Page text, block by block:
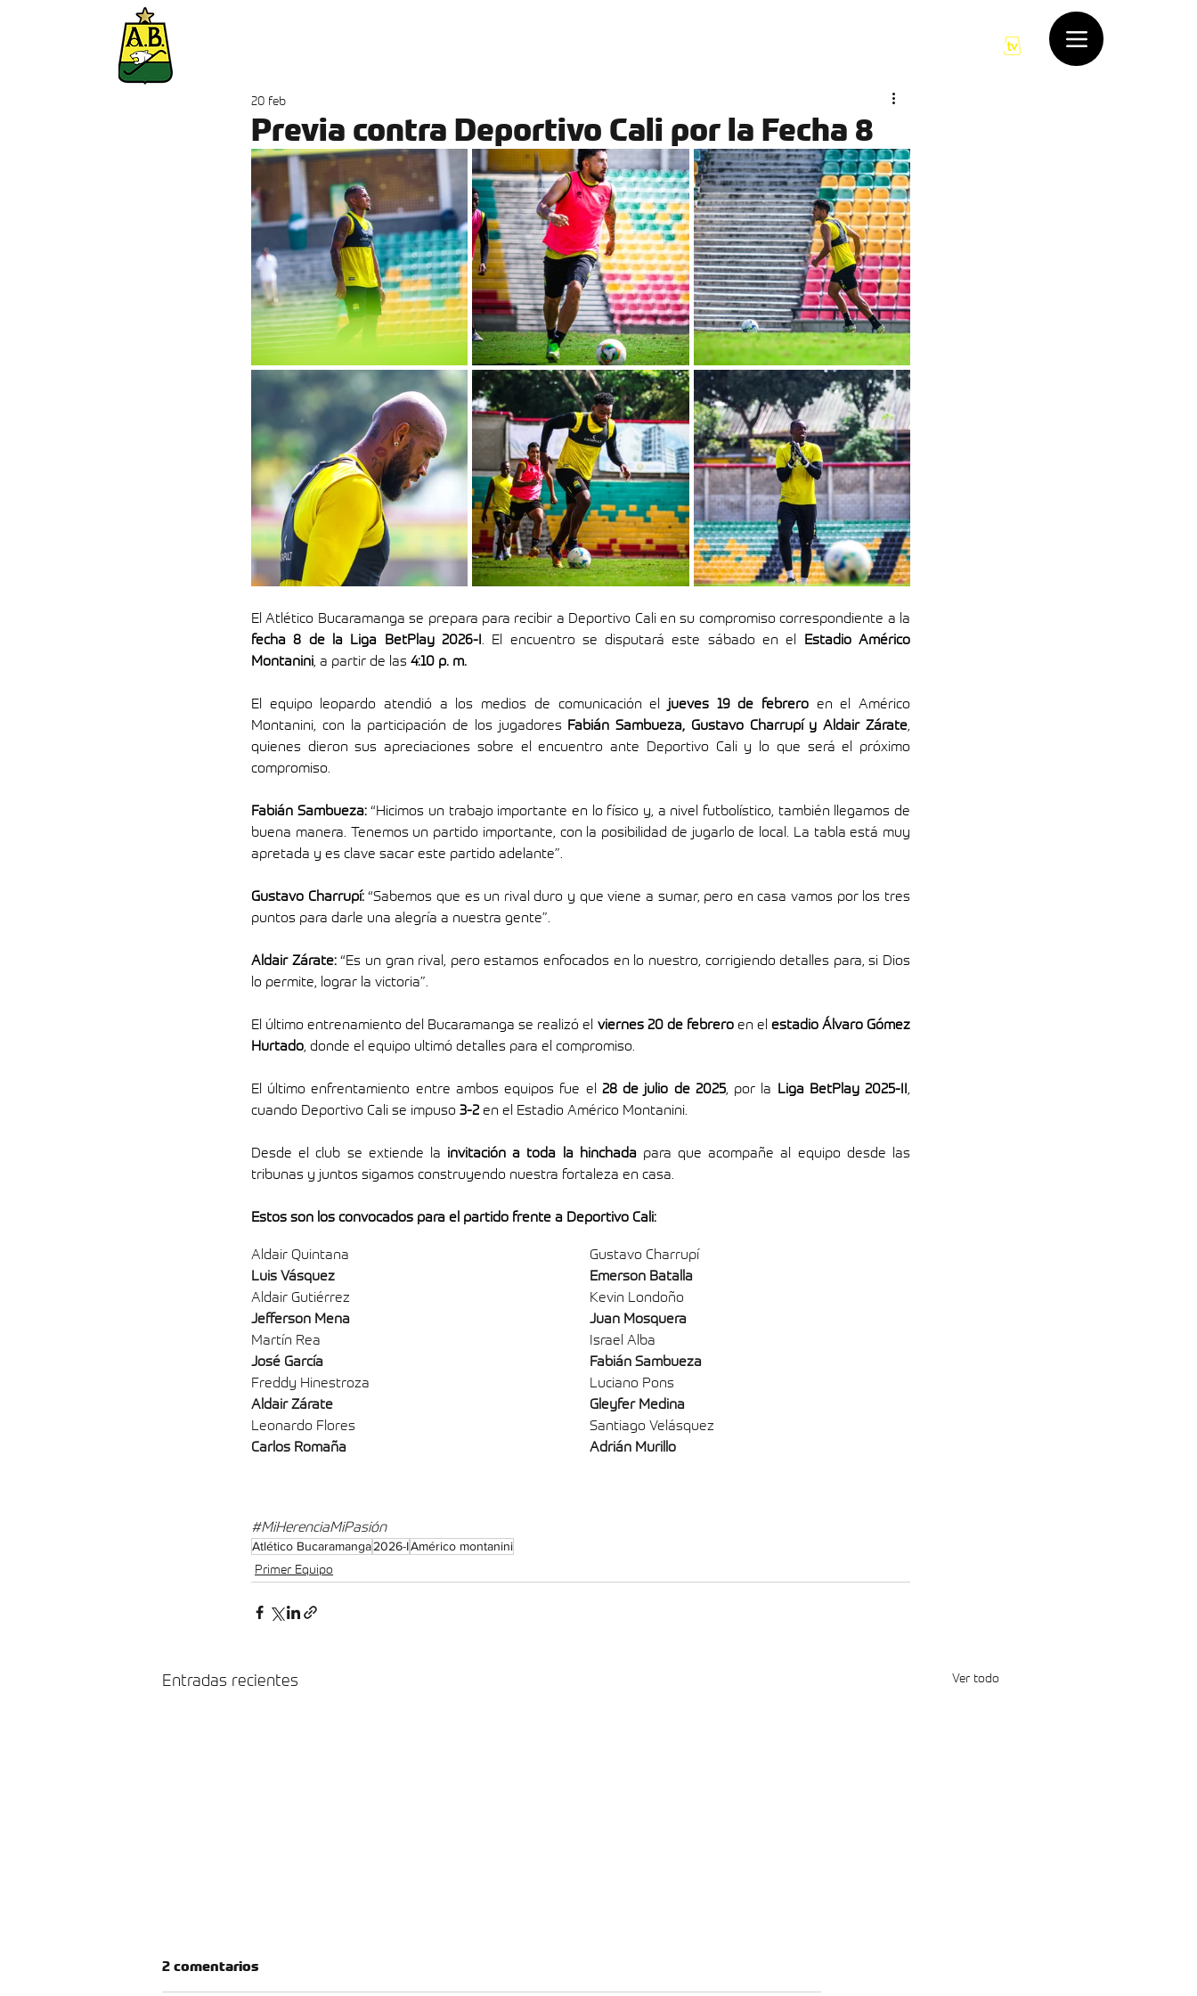
Previa contra Deportivo Cali por la Fecha 8
20 feb
fecha 8 de la Liga BetPlay 2026-I. El encuentro se disputará este sábado en el Estadio Américo
Montanini, a partir de las 4:10 p. m.
El equipo leopardo atendió a los medios de comunicación el jueves 19 de febrero en el Américo
Montanini, con la participación de los jugadores Fabián Sambueza, Gustavo Charrupí y Aldair Zárate,
quienes dieron sus apreciaciones sobre el encuentro ante Deportivo Cali y lo que será el próximo
compromiso.
Fabián Sambueza: “Hicimos un trabajo importante en lo físico y, a nivel futbolístico, también llegamos de
buena manera. Tenemos un partido importante, con la posibilidad de jugarlo de local. La tabla está muy
apretada y es clave sacar este partido adelante”.
Gustavo Charrupí: “Sabemos que es un rival duro y que viene a sumar, pero en casa vamos por los tres
puntos para darle una alegría a nuestra gente”.
Aldair Zárate: “Es un gran rival, pero estamos enfocados en lo nuestro, corrigiendo detalles para, si Dios
lo permite, lograr la victoria”.
El último entrenamiento del Bucaramanga se realizó el viernes 20 de febrero en el estadio Álvaro Gómez
Hurtado, donde el equipo ultimó detalles para el compromiso.
El último enfrentamiento entre ambos equipos fue el 28 de julio de 2025, por la Liga BetPlay 2025-II,
cuando Deportivo Cali se impuso 3-2 en el Estadio Américo Montanini.
Desde el club se extiende la invitación a toda la hinchada para que acompañe al equipo desde las
tribunas y juntos sigamos construyendo nuestra fortaleza en casa.
Estos son los convocados para el partido frente a Deportivo Cali:
Aldair Quintana
Luis Vásquez
Aldair Gutiérrez
Jefferson Mena
Martín Rea
José García
Freddy Hinestroza
Aldair Zárate
Leonardo Flores
Carlos Romaña
Gustavo Charrupí
Emerson Batalla
Kevin Londoño
Juan Mosquera
Israel Alba
Fabián Sambueza
Luciano Pons
Gleyfer Medina
Santiago Velásquez
Adrián Murillo
#MiHerenciaMiPasión
Atlético Bucaramanga2026-IAmérico montanini
Primer Equipo
Entradas recientes Ver todo
2 comentarios